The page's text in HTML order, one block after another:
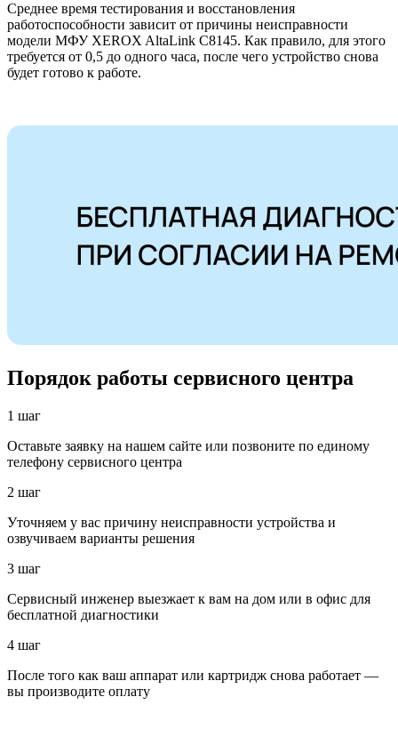
Среднее время тестирования и восстановления
работоспособности зависит от причины неисправности
модели МФУ XEROX AltaLink C8145. Как правило, для этого
требуется от 0,5 до одного часа, после чего устройство снова
будет готово к работе.
Порядок работы сервисного центра
1 шаг
Оставьте заявку на нашем сайте или позвоните по единому
телефону сервисного центра
2 шаг
Уточняем у вас причину неисправности устройства и
озвучиваем варианты решения
3 шаг
Сервисный инженер выезжает к вам на дом или в офис для
бесплатной диагностики
4 шаг
После того как ваш аппарат или картридж снова работает —
вы производите оплату